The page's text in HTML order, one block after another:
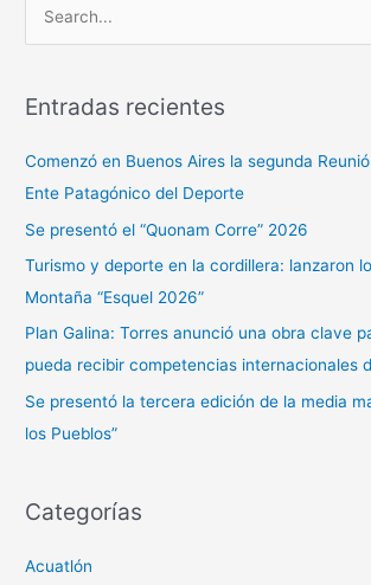
c
r
:
Entradas recientes
Comenzó en Buenos Aires la segunda
Ente Patagónico del Deporte
Se presentó el “Quonam Corre” 2026
Turismo y deporte en la cordillera: lanzaron
Montaña “Esquel 2026”
Plan Galina: Torres anunció una obra clave
pueda recibir competencias internacionales
Se presentó la tercera edición de la media
los Pueblos”
Categorías
Acuatlón